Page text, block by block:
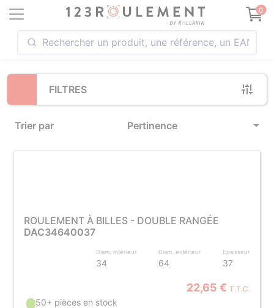
0
FILTRES
Trier par Pertinence
Loading...
ROULEMENT À BILLES - DOUBLE RANGÉE
DAC34640037
Diam. intérieur
34
Diam. extérieur
64
Epaisseur
37
22,65 € T.T.C.
50+ pièces en stock